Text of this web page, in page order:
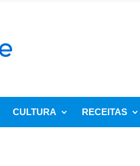
CULTURA RECEITAS